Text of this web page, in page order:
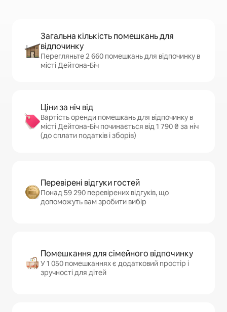
Загальна кількість помешкань для
відпочинку
Перегляньте 2 660 помешкань для відпочинку в
місті Дейтона-Біч
Ціни за ніч від
Вартість оренди помешкань для відпочинку в
місті Дейтона-Біч починається від 1 790 ₴ за ніч
(до сплати податків і зборів)
Перевірені відгуки гостей
Понад 59 290 перевірених відгуків, що
допоможуть вам зробити вибір
Помешкання для сімейного відпочинку
У 1 050 помешканнях є додатковий простір і
зручності для дітей